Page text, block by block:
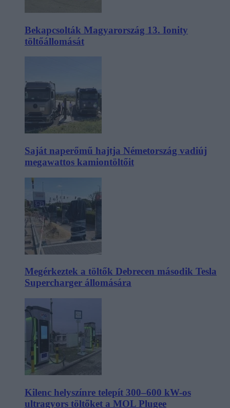
Bekapcsolták Magyarország 13. Ionity
töltőállomását
Saját naperőmű hajtja Németország vadiúj
megawattos kamiontöltőit
Megérkeztek a töltők Debrecen második Tesla
Supercharger állomására
Kilenc helyszínre telepít 300–600 kW-os
ultragyors töltőket a MOL Plugee